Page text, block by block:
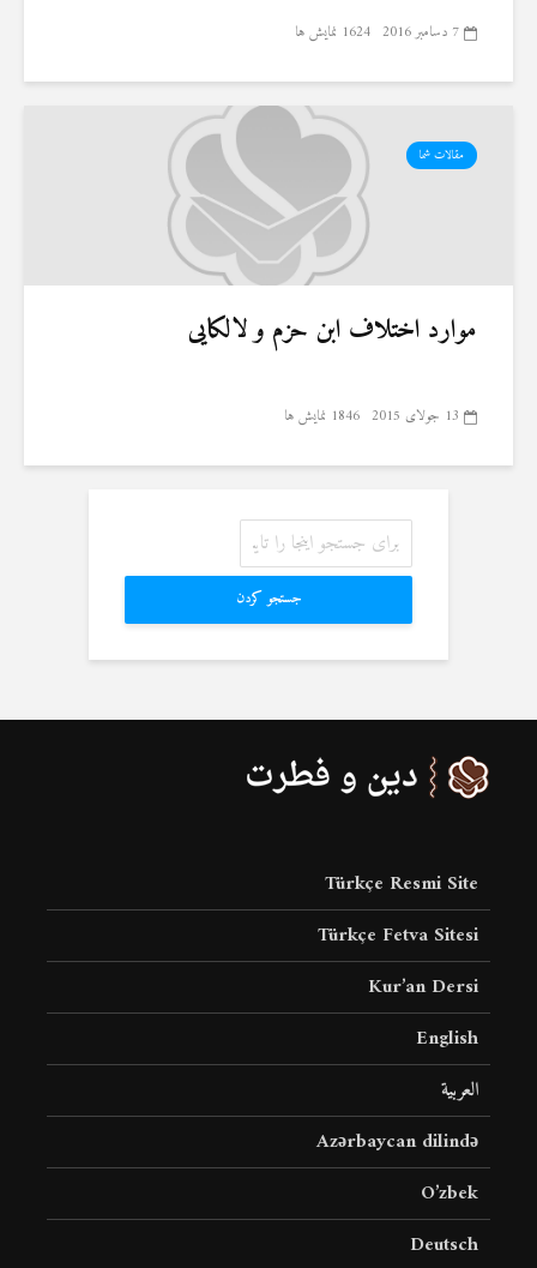
7 دسامبر 2016 1624 نمایش ها
مقالات شما
موارد اختلاف ابن حزم و لالکایی
13 جولای 2015 1846 نمایش ها
جستجو کردن
Türkçe Resmi Site
Türkçe Fetva Sitesi
Kur’an Dersi
English
العربية
Azərbaycan dilində
O’zbek
Deutsch